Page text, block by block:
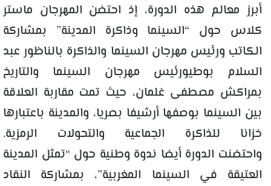
أبرز معالم هذه الدورة، إذ احتضن المهرجان ماستر
كلاس حول “السينما وذاكرة المدينة” بمشاركة
الكاتب ورئيس مهرجان السينما والذاكرة بالناظور عبد
السلام بوطيورئيس مهرجان السينما والتاريخ
بمراكش مصطفى غلمان، حيث تمت مقاربة العلاقة
بين السينما بوصفها أرشيفا بصريا، والمدينة باعتبارها
خزانا للذاكرة الجماعية والتحولات الرمزية.
واحتضنت الدورة أيضا ندوة وطنية حول “تمثل المدينة
العتيقة في السينما المغربية”، بمشاركة النقاد